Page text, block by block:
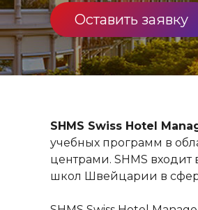
Оставить заявку
SHMS Swiss Hotel
учебных программ в
центрами. SHMS
школ Швейцарии в